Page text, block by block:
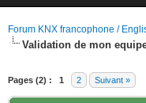
Forum KNX francophone /
Validation de mon
Pages (2) : 1 2 Suivant »